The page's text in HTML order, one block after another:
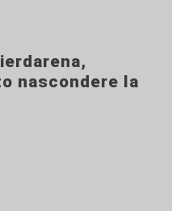
nascondere la